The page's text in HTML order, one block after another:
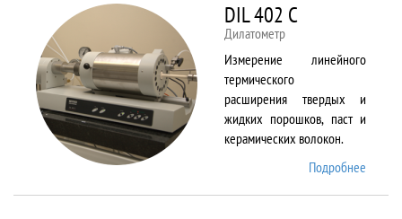
DIL 402 C
Дилатометр
Измерение линейного
термического
расширения твердых и
жидких порошков, паст и
керамических волокон.
Подробнее